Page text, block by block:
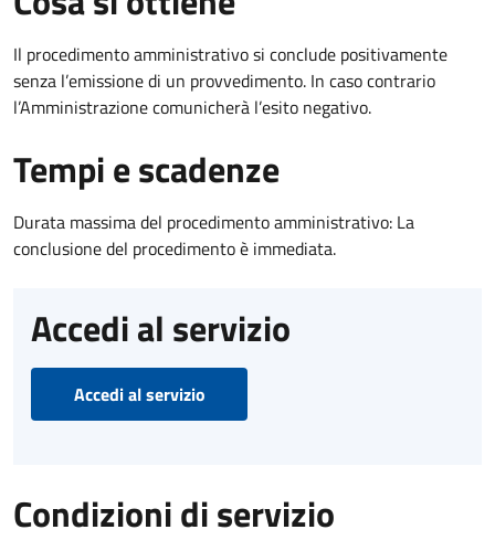
Il procedimento amministrativo si conclude positivamente
senza l’emissione di un provvedimento. In caso contrario
l’Amministrazione comunicherà l’esito negativo.
Tempi e scadenze
Durata massima del procedimento amministrativo: La
conclusione del procedimento è immediata.
Accedi al servizio
Accedi al servizio
Condizioni di servizio